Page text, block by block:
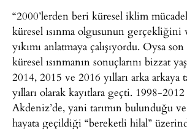
“2000’lerden beri küresel iklim
küresel ısınma olgusunun gerçekliğini
yıkımı anlatmaya çalışıyordu. Oysa
küresel ısınmanın sonuçlarını bizzat
2014, 2015 ve 2016 yılları arka arkaya
yılları olarak kayıtlara geçti. 1998-
Akdeniz’de, yani tarımın bulunduğu
hayata geçildiği “bereketli hilal”